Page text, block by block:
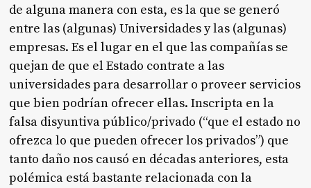
de alguna manera con esta, es la que se generó
entre las (algunas) Universidades y las (algunas)
empresas. Es el lugar en el que las compañías se
quejan de que el Estado contrate a las
universidades para desarrollar o proveer servicios
que bien podrían ofrecer ellas. Inscripta en la
falsa disyuntiva público/privado (“que el estado no
ofrezca lo que pueden ofrecer los privados”) que
tanto daño nos causó en décadas anteriores, esta
polémica está bastante relacionada con la